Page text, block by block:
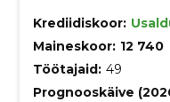
Krediidiskoor:
Maineskoor: 12 740
Töötajaid: 49
Prognooskäive